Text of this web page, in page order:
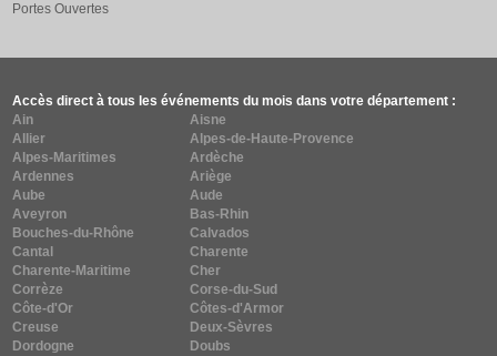
Portes Ouvertes
Accès direct à tous les événements du mois dans votre département :
Ain
Aisne
Allier
Alpes-de-Haute-Provence
Alpes-Maritimes
Ardèche
Ardennes
Ariège
Aube
Aude
Aveyron
Bas-Rhin
Bouches-du-Rhône
Calvados
Cantal
Charente
Charente-Maritime
Cher
Corrèze
Corse-du-Sud
Côte-d'Or
Côtes-d'Armor
Creuse
Deux-Sèvres
Dordogne
Doubs